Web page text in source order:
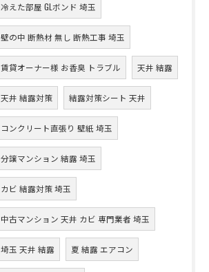
冷えた部屋 GLボンド 埼玉
壁の中 断熱材 無し 断熱工事 埼玉
賃貸オーナー様 お香臭 トラブル 天井 結露
天井 結露対策 結露対策シート 天井
コンクリート直張り 壁紙 埼玉
分譲マンション 結露 埼玉
カビ 結露対策 埼玉
中古マンション 天井 カビ 専門業者 埼玉
埼玉 天井 結露 夏 結露 エアコン